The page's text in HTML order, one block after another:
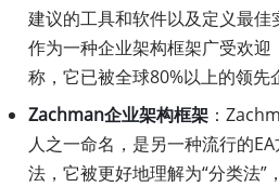
建议的工具和软件以及定义最佳
作为一种企业架构框架广受欢
称，它已被全球80%以上的领先
Zachman企业架构框架 ：
人之一命名，是另一种流行的
法，它被更好地理解为“分类法”